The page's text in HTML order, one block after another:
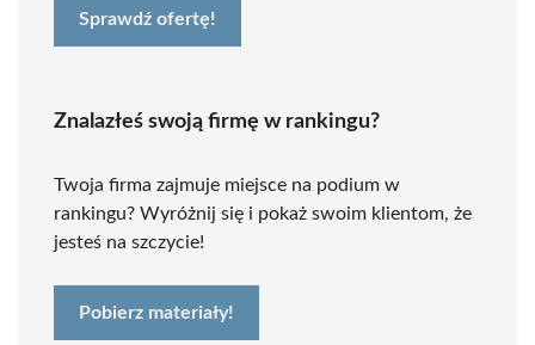
Sprawdź ofertę!
Znalazłeś swoją firmę w rankingu?
Twoja firma zajmuje miejsce na podium w
rankingu? Wyróżnij się i pokaż swoim klientom, że
jesteś na szczycie!
Pobierz materiały!